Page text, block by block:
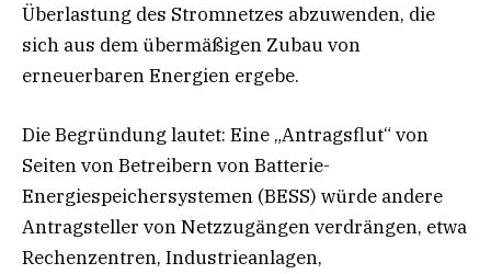
Überlastung des Stromnetzes abzuwenden, die
sich aus dem übermäßigen Zubau von
erneuerbaren Energien ergebe.
Die Begründung lautet: Eine „Antragsflut“ von
Seiten von Betreibern von Batterie-
Energiespeichersystemen (BESS) würde andere
Antragsteller von Netzzugängen verdrängen, etwa
Rechenzentren, Industrieanlagen,